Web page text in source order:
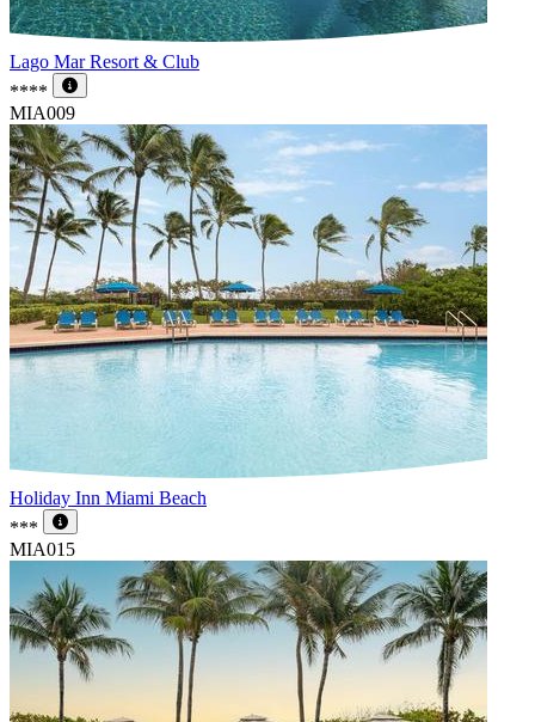
Lago Mar Resort & Club
****
MIA009
Holiday Inn Miami Beach
***
MIA015